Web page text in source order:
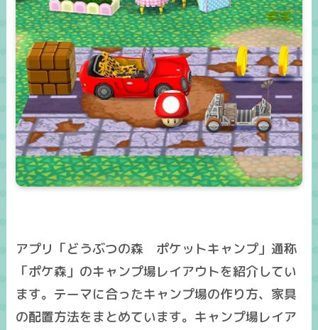
アプリ「どうぶつの森 ポケットキャンプ」通称
「ポケ森」のキャンプ場レイアウトを紹介してい
ます。テーマに合ったキャンプ場の作り方、家具
の配置方法をまとめています。キャンプ場レイア